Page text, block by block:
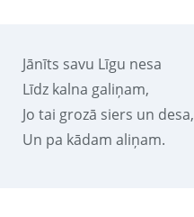
Jānīts savu Līgu nesa
Līdz kalna galiņam,
Jo tai grozā siers un desa,
Un pa kādam aliņam.